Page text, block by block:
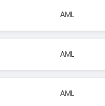
AML
AML
AML